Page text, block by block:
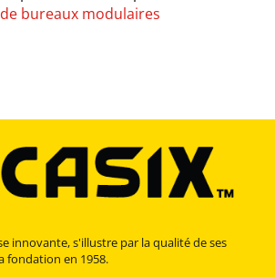
bureaux modulaires
innovante, s'illustre par la qualité de ses
fondation en 1958.